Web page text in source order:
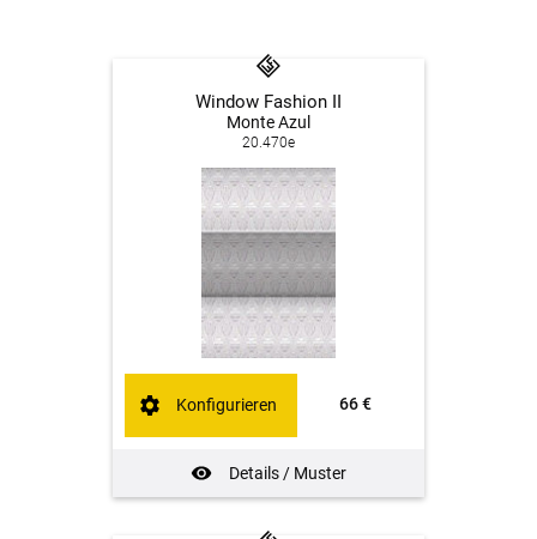
Window Fashion II
Monte Azul
20.470e
66 €
Details / Muster
Konfigurieren